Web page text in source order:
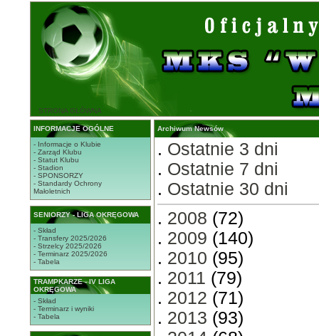
STRONA GŁÓWNA
INFORMACJE OGÓLNE
- Informacje o Klubie
- Zarząd Klubu
- Statut Klubu
- Stadion
- SPONSORZY
- Standardy Ochrony
Małoletnich
SENIORZY - LIGA OKRĘGOWA
- Skład
- Transfery 2025/2026
- Strzelcy 2025/2026
- Terminarz 2025/2026
- Tabela
TRAMPKARZE - IV LIGA
OKRĘGOWA
- Skład
- Terminarz i wyniki
- Tabela
Archiwum Newsów
. Ostatnie 3 dni
. Ostatnie 7 dni
. Ostatnie 30 dni
. 2008 (72)
. 2009 (140)
. 2010 (95)
. 2011 (79)
. 2012 (71)
. 2013 (93)